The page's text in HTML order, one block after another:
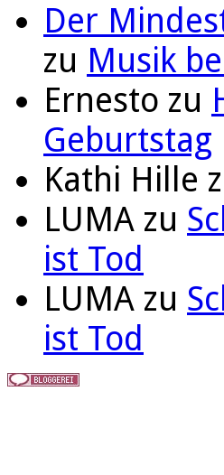
Der
zu Musik
Ernesto zu
Geburtstag
Kathi Hille
LUMA zu
ist Tod
LUMA zu
ist Tod